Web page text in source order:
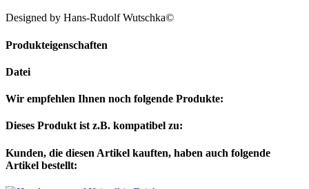
Designed by Hans-Rudolf Wutschka©
Produkteigenschaften
Datei
Wir empfehlen Ihnen noch folgende Produkte:
Dieses Produkt ist z.B. kompatibel zu:
Kunden, die diesen Artikel kauften, haben auch folgende
Artikel bestellt: